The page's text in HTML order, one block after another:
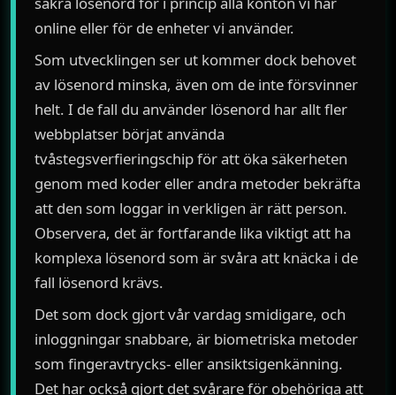
online eller för de enheter vi använder.
Som utvecklingen ser ut kommer dock behovet
av lösenord minska, även om de inte försvinner
helt. I de fall du använder lösenord har allt fler
webbplatser börjat använda
tvåstegsverfieringschip för att öka säkerheten
genom med koder eller andra metoder bekräfta
att den som loggar in verkligen är rätt person.
Observera, det är fortfarande lika viktigt att ha
komplexa lösenord som är svåra att knäcka i de
fall lösenord krävs.
Det som dock gjort vår vardag smidigare, och
inloggningar snabbare, är biometriska metoder
som fingeravtrycks- eller ansiktsigenkänning.
Det har också gjort det svårare för obehöriga att